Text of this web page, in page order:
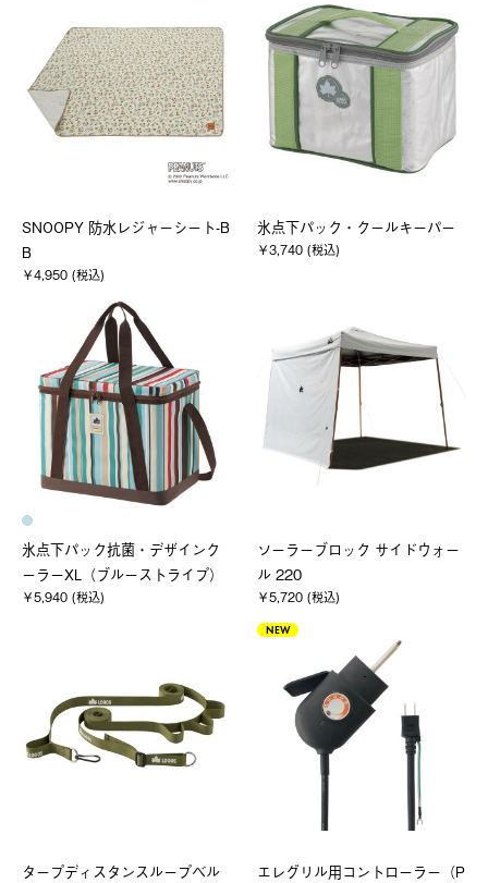
SNOOPY 防水レジャーシート-B
B
￥4,950 (税込)
氷点下パック・クールキーパー
￥3,740 (税込)
氷点下パック抗菌・デザインク
ーラーXL（ブルーストライプ）
￥5,940 (税込)
ソーラーブロック サイドウォー
ル 220
￥5,720 (税込)
タープディスタンスループベル
NEW
エレグリル用コントローラー（P